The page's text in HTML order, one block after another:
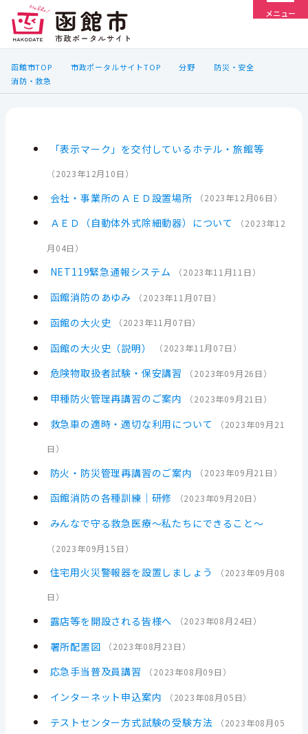
メニュー
函館市TOP 市政ポータルサイトTOP 分野
防災・安全
消防・救急
「表示マーク」を交付しているホテル・旅館等
（2023年12月10日 ）
会社・事業所のＡＥＤ設置場所 （2023年12月06日 ）
ＡＥＤ（自動体外式除細動器）について （2023年12
月04日 ）
NET119緊急通報システム （2023年11月11日 ）
函館消防のあゆみ （2023年11月07日 ）
函館の大火史 （2023年11月07日）
函館の大火史（説明） （2023年11月07日 ）
危険物取扱者試験・保安講習 （2023年09月26日 ）
甲種防火管理再講習のご案内 （2023年09月21日 ）
救急車の適時・適切な利用について （2023年09月21
日 ）
防火・防災管理再講習のご案内 （2023年09月21日 ）
函館消防の各種訓練｜研修 （2023年09月20日 ）
みんなで守る救急医療～私たちにできること～
（2023年09月15日 ）
住宅用火災警報器を設置しましょう （2023年09月08
日 ）
露店等を開設される皆様へ （2023年08月24日 ）
署所配置図 （2023年08月23日 ）
応急手当普及員講習 （2023年08月09日 ）
インターネット申込案内 （2023年08月05日）
テストセンター方式試験の受験方法 （2023年08月05